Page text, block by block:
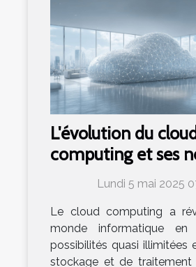
L'évolution du cloud
computing et ses
applications dans
professionnel
Lundi 5 mai 2025
Le cloud computing a
monde informatique en
possibilités quasi illimitées
stockage et de traitement